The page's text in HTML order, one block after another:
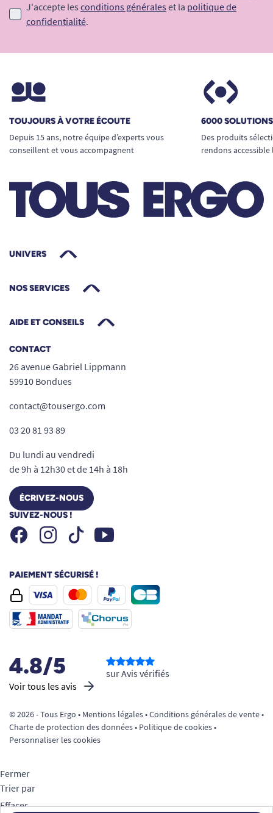
J'accepte les conditions générales et la politique de
confidentialité.
TOUJOURS À VOTRE ÉCOUTE
Depuis 15 ans, notre équipe d’experts vous
conseillent et vous accompagnent
6000
Des produits
rendons
UNIVERS
NOS SERVICES
AIDE ET CONSEILS
CONTACT
26 avenue Gabriel Lippmann
59910 Bondues
contact@tousergo.com
03 20 81 93 89
Du lundi au vendredi
de 9h à 12h30 et de 14h à 18h
ÉCRIVEZ-NOUS
SUIVEZ-NOUS !
FacebookInstagramTiktok Youtube
PAIEMENT SÉCURISÉ !
4.8/5
Voir tous les avis
sur Avis vérifiés
© 2026 - Tous Ergo • Mentions légales•Conditions générales de vente•
Charte de protection des données• Politique de cookies•
Personnaliser les cookies
Fermer
Trier par
Effacer